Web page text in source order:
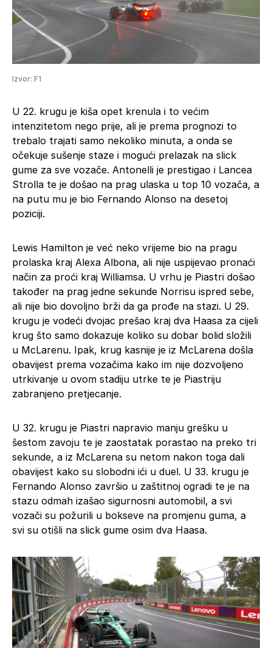
Izvor: F1
U 22. krugu je kiša opet krenula i to većim
intenzitetom nego prije, ali je prema prognozi to
trebalo trajati samo nekoliko minuta, a onda se
očekuje sušenje staze i mogući prelazak na slick
gume za sve vozače. Antonelli je prestigao i Lancea
Strolla te je došao na prag ulaska u top 10 vozača, a
na putu mu je bio Fernando Alonso na desetoj
poziciji.
Lewis Hamilton je već neko vrijeme bio na pragu
prolaska kraj Alexa Albona, ali nije uspijevao pronaći
način za proći kraj Williamsa. U vrhu je Piastri došao
također na prag jedne sekunde Norrisu ispred sebe,
ali nije bio dovoljno brži da ga prođe na stazi. U 29.
krugu je vodeći dvojac prešao kraj dva Haasa za cijeli
krug što samo dokazuje koliko su dobar bolid složili
u McLarenu. Ipak, krug kasnije je iz McLarena došla
obavijest prema vozačima kako im nije dozvoljeno
utrkivanje u ovom stadiju utrke te je Piastriju
zabranjeno pretjecanje.
U 32. krugu je Piastri napravio manju grešku u
šestom zavoju te je zaostatak porastao na preko tri
sekunde, a iz McLarena su netom nakon toga dali
obavijest kako su slobodni ići u duel. U 33. krugu je
Fernando Alonso završio u zaštitnoj ogradi te je na
stazu odmah izašao sigurnosni automobil, a svi
vozači su požurili u bokseve na promjenu guma, a
svi su otišli na slick gume osim dva Haasa.